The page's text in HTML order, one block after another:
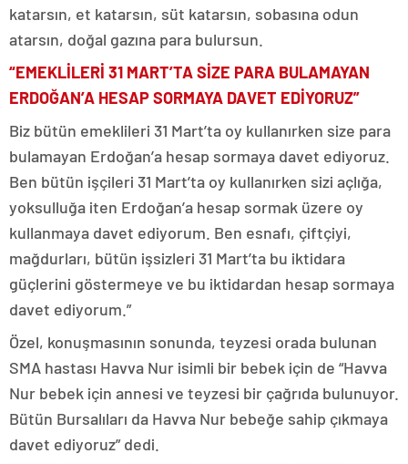
katarsın, et katarsın, süt katarsın, sobasına odun
atarsın, doğal gazına para bulursun.
“EMEKLİLERİ 31 MART’TA SİZE PARA BULAMAYAN
ERDOĞAN’A HESAP SORMAYA DAVET EDİYORUZ”
Biz bütün emeklileri 31 Mart’ta oy kullanırken size para
bulamayan Erdoğan’a hesap sormaya davet ediyoruz.
Ben bütün işçileri 31 Mart’ta oy kullanırken sizi açlığa,
yoksulluğa iten Erdoğan’a hesap sormak üzere oy
kullanmaya davet ediyorum. Ben esnafı, çiftçiyi,
mağdurları, bütün işsizleri 31 Mart’ta bu iktidara
güçlerini göstermeye ve bu iktidardan hesap sormaya
davet ediyorum.”
Özel, konuşmasının sonunda, teyzesi orada bulunan
SMA hastası Havva Nur isimli bir bebek için de “Havva
Nur bebek için annesi ve teyzesi bir çağrıda bulunuyor.
Bütün Bursalıları da Havva Nur bebeğe sahip çıkmaya
davet ediyoruz” dedi.